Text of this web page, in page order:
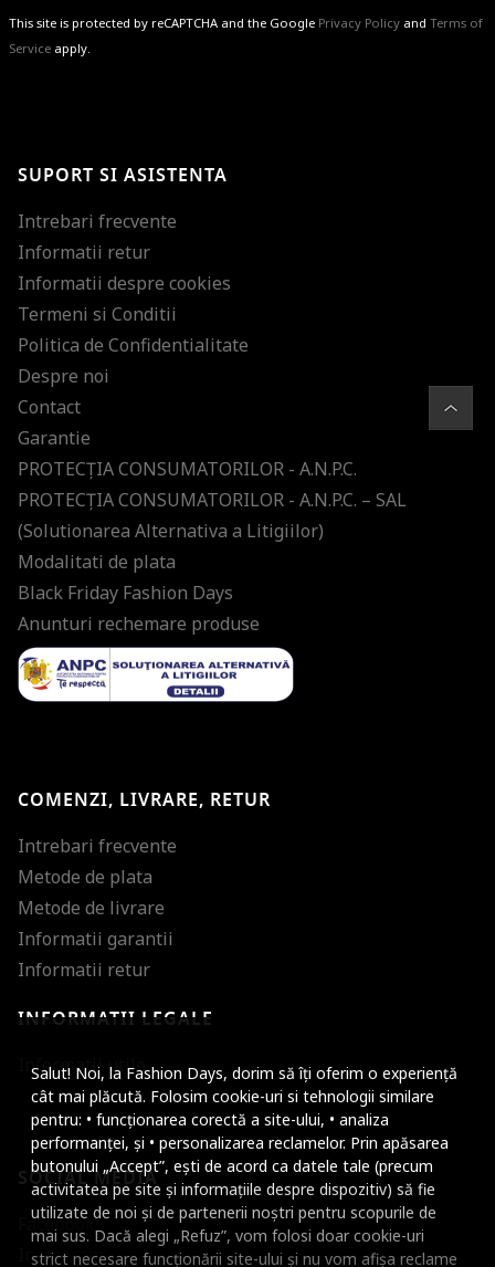
Salut! Noi, la Fashion Days, dorim să îți oferim o experiență
cât mai plăcută. Folosim cookie-uri si tehnologii similare
pentru: • funcționarea corectă a site-ului, • analiza
performanței, și • personalizarea reclamelor. Prin apăsarea
butonului „Accept”, ești de acord ca datele tale (precum
activitatea pe site și informațiile despre dispozitiv) să fie
utilizate de noi și de partenerii noștri pentru scopurile de
mai sus. Dacă alegi „Refuz”, vom folosi doar cookie-uri
strict necesare funcționării site-ului și nu vom afișa reclame
This site is protected by reCAPTCHA and the Google Privacy Policy and Terms of
Service apply.
ultimele tendinte in moda!
SUPORT SI ASISTENTA
Intrebari frecvente
Informatii retur
Informatii despre cookies
Termeni si Conditii
Politica de Confidentialitate
Despre noi
Contact
Garantie
PROTECŢIA CONSUMATORILOR - A.N.P.C.
PROTECŢIA CONSUMATORILOR - A.N.P.C. – SAL
(Solutionarea Alternativa a Litigiilor)
Modalitati de plata
Black Friday Fashion Days
Anunturi rechemare produse
COMENZI, LIVRARE, RETUR
Intrebari frecvente
Metode de plata
Metode de livrare
Informatii garantii
Informatii retur
INFORMATII LEGALE
Informatii utile
SOCIAL MEDIA
Facebook
Instagram
Micsoreaza
Mareste spatierea
Micsoreaza
Mareste inaltimea